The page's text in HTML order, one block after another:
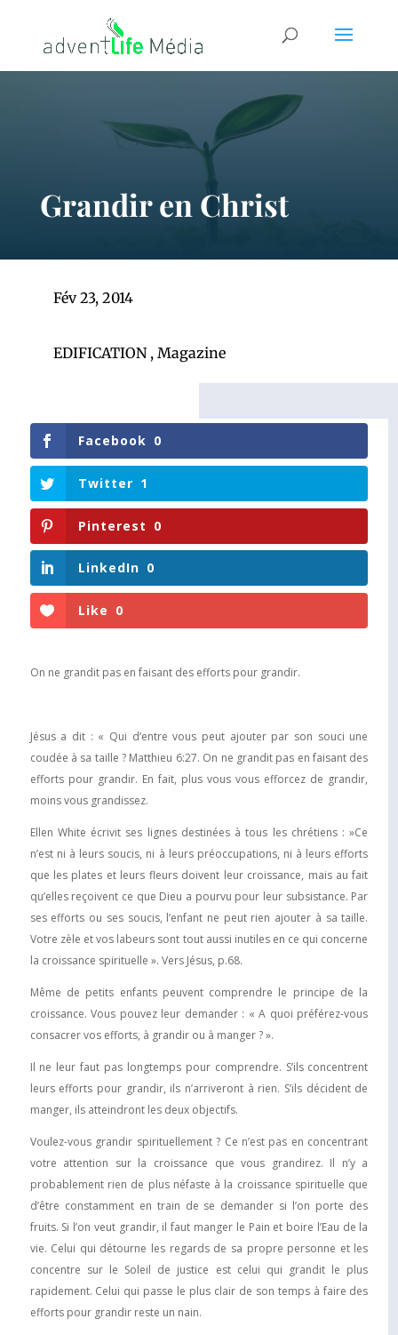
Grandir en Christ
Fév 23, 2014
EDIFICATION, Magazine
Facebook 0
Twitter 1
Pinterest 0
LinkedIn 0
Like 0
On ne grandit pas en faisant des efforts pour grandir.
Jésus a dit : « Qui d’entre vous peut ajouter par son souci une
coudée à sa taille ? Matthieu 6:27. On ne grandit pas en faisant des
efforts pour grandir. En fait, plus vous vous efforcez de grandir,
moins vous grandissez.
Ellen White écrivit ses lignes destinées à tous les chrétiens : »Ce
n’est ni à leurs soucis, ni à leurs préoccupations, ni à leurs efforts
que les plates et leurs fleurs doivent leur croissance, mais au fait
qu’elles reçoivent ce que Dieu a pourvu pour leur subsistance. Par
ses efforts ou ses soucis, l’enfant ne peut rien ajouter à sa taille.
Votre zèle et vos labeurs sont tout aussi inutiles en ce qui concerne
la croissance spirituelle ». Vers Jésus, p.68.
Même de petits enfants peuvent comprendre le principe de la
croissance. Vous pouvez leur demander : « A quoi préférez-vous
consacrer vos efforts, à grandir ou à manger ? ».
Il ne leur faut pas longtemps pour comprendre. S’ils concentrent
leurs efforts pour grandir, ils n’arriveront à rien. S’ils décident de
manger, ils atteindront les deux objectifs.
Voulez-vous grandir spirituellement ? Ce n’est pas en concentrant
votre attention sur la croissance que vous grandirez. Il n’y a
probablement rien de plus néfaste à la croissance spirituelle que
d’être constamment en train de se demander si l’on porte des
fruits. Si l’on veut grandir, il faut manger le Pain et boire l’Eau de la
vie. Celui qui détourne les regards de sa propre personne et les
concentre sur le Soleil de justice est celui qui grandit le plus
rapidement. Celui qui passe le plus clair de son temps à faire des
efforts pour grandir reste un nain.